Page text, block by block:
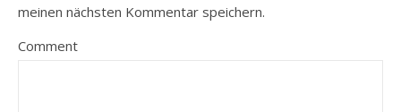
meinen nächsten Kommentar speichern.
Comment